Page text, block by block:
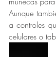
Aunque
a controles
celulares o